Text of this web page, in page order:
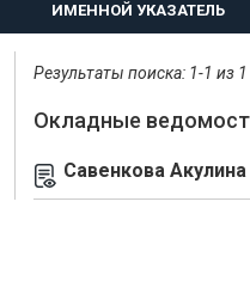
ИМЕННОЙ УКАЗАТЕЛЬ
Результаты поиска: 1-1 из 1
Окладные
Савенкова